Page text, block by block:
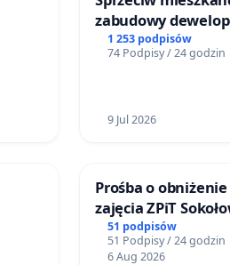
zabudowy
terenow zielonych
Bulwarów
1 253 podpisów
74 Podpisy / 24 godzin
9 Jul 2026
Prośba o obniżenie
zajęcia ZPiT
Sokołowskim
51 podpisów
51 Podpisy / 24 godzin
6 Aug 2026